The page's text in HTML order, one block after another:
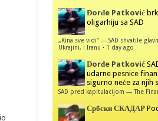
Đorđe Patković
oligarhiju sa SAD
„Kina sve vidi“ — SAD shvatile
Ukrajini, i Iranu · 1 day ago
Đorđe Patković
udarne pesnice
sigurno neće za njih
SAD pred kapitulacijom — The
Србски СКАДАР